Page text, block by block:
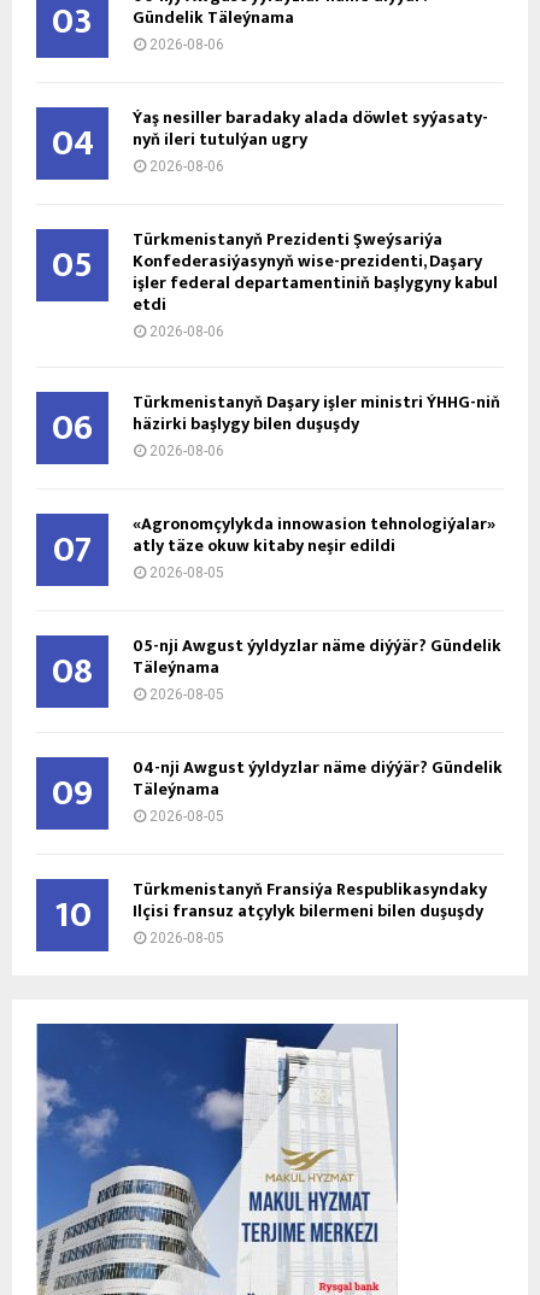
03 Gündelik Täleýnama
2026-08-06
04 Ýaş ne­sil­ler ba­ra­da­ky ala­da döw­let sy­ýa­sa­ty­
nyň ile­ri tu­tul­ýan ug­ry
2026-08-06
05 Türkmenistanyň Prezidenti Şweýsariýa
Konfederasiýasynyň wise-prezidenti, Daşary
işler federal departamentiniň başlygyny kabul
etdi
2026-08-06
06 Türkmenistanyň Daşary işler ministri ÝHHG-niň
häzirki başlygy bilen duşuşdy
2026-08-06
07 «Agronomçylykda innowasion tehnologiýalar»
atly täze okuw kitaby neşir edildi
2026-08-05
08 05-nji Awgust ýyldyzlar näme diýýär? Gündelik
Täleýnama
2026-08-05
09 04-nji Awgust ýyldyzlar näme diýýär? Gündelik
Täleýnama
2026-08-05
10 Türkmenistanyň Fransiýa Respublikasyndaky
Ilçisi fransuz atçylyk bilermeni bilen duşuşdy
2026-08-05